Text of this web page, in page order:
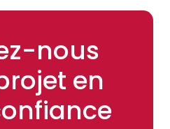
nous
en